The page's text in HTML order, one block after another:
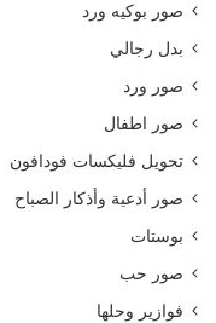
صور بوكيه ورد
بدل رجالي
صور ورد
صور اطفال
تحويل فليكسات فودافون
صور أدعية وأذكار الصباح
بوستات
صور حب
فوازير وحلها